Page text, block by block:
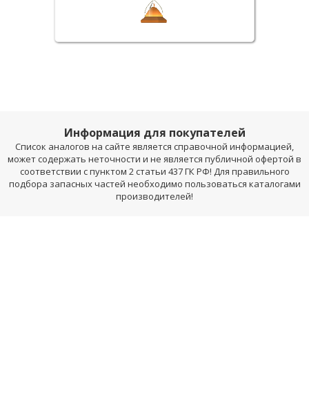
Информация для покупателей
Список аналогов на сайте является справочной информацией,
может содержать неточности и не является публичной офертой в
соответствии с пунктом 2 статьи 437 ГК РФ! Для правильного
подбора запасных частей необходимо пользоваться каталогами
производителей!